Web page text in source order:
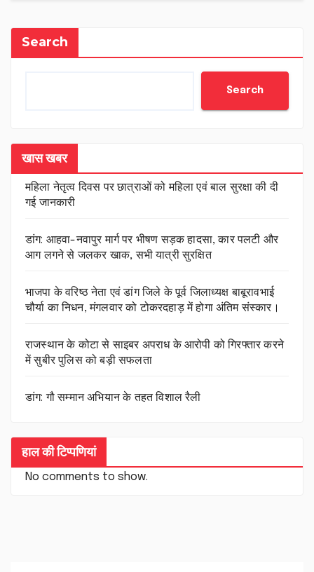
Search
Search
खास खबर
महिला नेतृत्व दिवस पर छात्राओं को महिला एवं बाल सुरक्षा की दी
गई जानकारी
डांग: आहवा-नवापुर मार्ग पर भीषण सड़क हादसा, कार पलटी और
आग लगने से जलकर खाक, सभी यात्री सुरक्षित
भाजपा के वरिष्ठ नेता एवं डांग जिले के पूर्व जिलाध्यक्ष बाबूरावभाई
चौर्या का निधन, मंगलवार को टोकरदहाड़ में होगा अंतिम संस्कार।
राजस्थान के कोटा से साइबर अपराध के आरोपी को गिरफ्तार करने
में सुबीर पुलिस को बड़ी सफलता
डांग: गौ सम्मान अभियान के तहत विशाल रैली
हाल की टिप्पणियां
No comments to show.